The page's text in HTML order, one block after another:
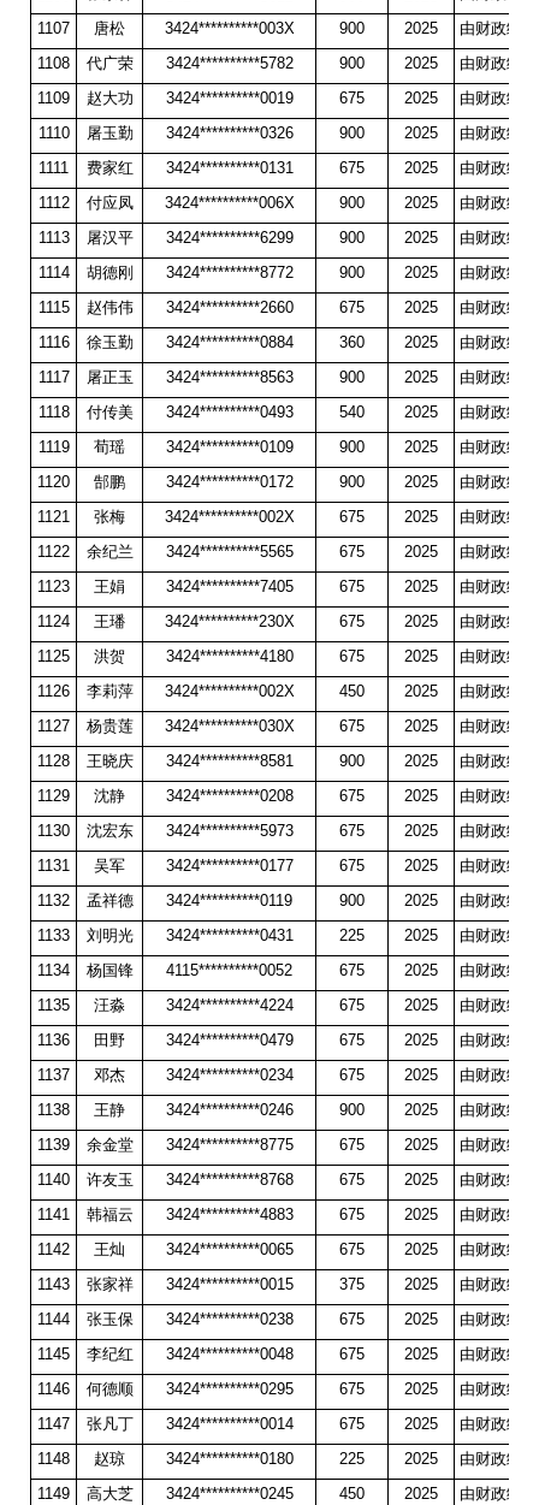
1107
唐松 3424**********003X 900 2025
由财政统
1108
代广荣 3424**********5782 900 2025
由财政统
1109
赵大功 3424**********0019 675 2025
由财政统
1110
屠玉勤 3424**********0326 900 2025
由财政统
1111
费家红 3424**********0131 675 2025
由财政统
1112
付应凤 3424**********006X 900 2025
由财政统
1113
屠汉平 3424**********6299 900 2025
由财政统
1114
胡德刚 3424**********8772 900 2025
由财政统
1115
赵伟伟 3424**********2660 675 2025
由财政统
1116
徐玉勤 3424**********0884 360 2025
由财政统
1117
屠正玉 3424**********8563 900 2025
由财政统
1118
付传美 3424**********0493 540 2025
由财政统
1119
荀瑶 3424**********0109 900 2025
由财政统
1120
郜鹏 3424**********0172 900 2025
由财政统
1121
张梅 3424**********002X 675 2025
由财政统
1122
余纪兰 3424**********5565 675 2025
由财政统
1123
王娟 3424**********7405 675 2025
由财政统
1124
王璠 3424**********230X 675 2025
由财政统
1125
洪贺 3424**********4180 675 2025
由财政统
1126
李莉萍 3424**********002X 450 2025
由财政统
1127
杨贵莲 3424**********030X 675 2025
由财政统
1128
王晓庆 3424**********8581 900 2025
由财政统
1129
沈静 3424**********0208 675 2025
由财政统
1130
沈宏东 3424**********5973 675 2025
由财政统
1131
吴军 3424**********0177 675 2025
由财政统
1132
孟祥德 3424**********0119 900 2025
由财政统
1133
刘明光 3424**********0431 225 2025
由财政统
1134
杨国锋 4115**********0052 675 2025
由财政统
1135
汪淼 3424**********4224 675 2025
由财政统
1136
田野 3424**********0479 675 2025
由财政统
1137
邓杰 3424**********0234 675 2025
由财政统
1138
王静 3424**********0246 900 2025
由财政统
1139
余金堂 3424**********8775 675 2025
由财政统
1140
许友玉 3424**********8768 675 2025
由财政统
1141
韩福云 3424**********4883 675 2025
由财政统
1142
王灿 3424**********0065 675 2025
由财政统
1143
张家祥 3424**********0015 375 2025
由财政统
1144
张玉保 3424**********0238 675 2025
由财政统
1145
李纪红 3424**********0048 675 2025
由财政统
1146
何德顺 3424**********0295 675 2025
由财政统
1147
张凡丁 3424**********0014 675 2025
由财政统
1148
赵琼 3424**********0180 225 2025
由财政统
1149
高大芝 3424**********0245 450 2025
由财政统